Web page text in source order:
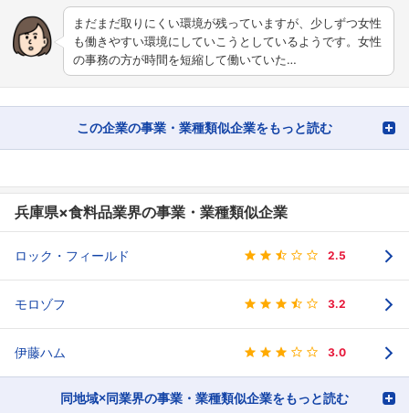
まだまだ取りにくい環境が残っていますが、少しずつ女性
も働きやすい環境にしていこうとしているようです。女性
の事務の方が時間を短縮して働いていた…
この企業の事業・業種類似企業をもっと読む
兵庫県×食料品業界の事業・業種類似企業
ロック・フィールド 2.5
モロゾフ 3.2
伊藤ハム 3.0
同地域×同業界の事業・業種類似企業をもっと読む